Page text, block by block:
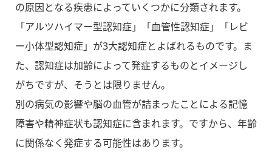
の原因となる疾患によっていくつかに分類されます。
「アルツハイマー型認知症」「血管性認知症」「レビ
ー小体型認知症」が3大認知症とよばれるものです。ま
た、認知症は加齢によって発症するものとイメージし
がちですが、そうとは限りません。
別の病気の影響や脳の血管が詰まったことによる記憶
障害や精神症状も認知症に含まれます。ですから、年齢
に関係なく発症する可能性はあります。